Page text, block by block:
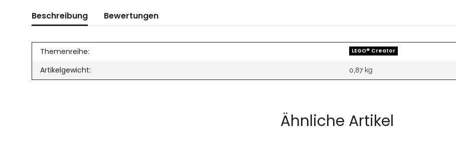
Beschreibung Bewertungen
Themenreihe: LEGO® Creator
Artikelgewicht: 0,87 kg
Ähnliche Artikel